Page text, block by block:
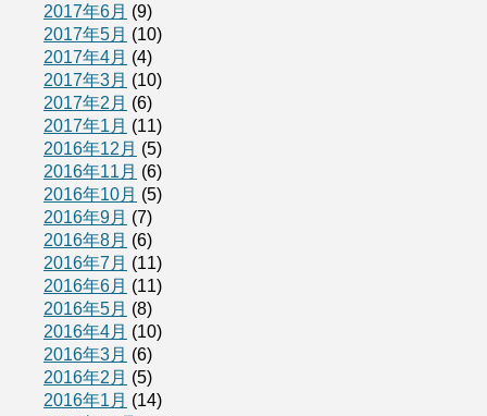
2017年6月 (9)
2017年5月 (10)
2017年4月 (4)
2017年3月 (10)
2017年2月 (6)
2017年1月 (11)
2016年12月 (5)
2016年11月 (6)
2016年10月 (5)
2016年9月 (7)
2016年8月 (6)
2016年7月 (11)
2016年6月 (11)
2016年5月 (8)
2016年4月 (10)
2016年3月 (6)
2016年2月 (5)
2016年1月 (14)